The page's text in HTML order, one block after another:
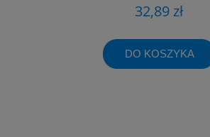
32,89 zł
DO KOSZYKA